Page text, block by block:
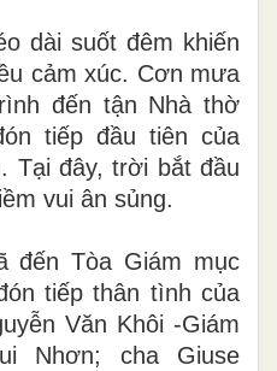
dài suốt đêm khiến
cảm xúc. Cơn mưa
đến tận Nhà thờ
tiếp đầu tiên của
Tại đây, trời bắt đầu
vui ân sủng.
đến Tòa Giám mục
tiếp thân tình của
Văn Khôi -Giám
Nhơn; cha Giuse